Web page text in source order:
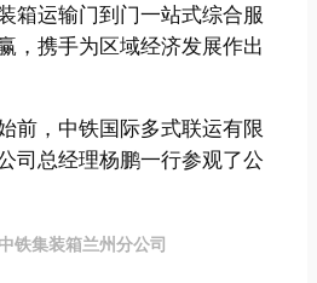
箱运输门到门一站式综合服
，携手为区域经济发展作出
前，中铁国际多式联运有限
司总经理杨鹏一行参观了公
铁集装箱兰州分公司